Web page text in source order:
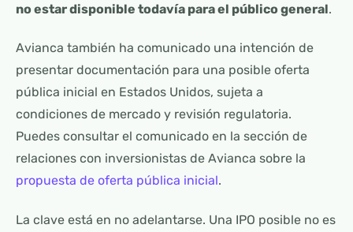
no estar disponible todavía para el público general.
Avianca también ha comunicado una intención de
presentar documentación para una posible oferta
pública inicial en Estados Unidos, sujeta a
condiciones de mercado y revisión regulatoria.
Puedes consultar el comunicado en la sección de
relaciones con inversionistas de Avianca sobre la
propuesta de oferta pública inicial.
La clave está en no adelantarse. Una IPO posible no es